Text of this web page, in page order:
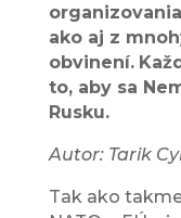
ako aj z
obvinení.
to, aby sa
Rusku.
Autor: Tarik
Tak ako